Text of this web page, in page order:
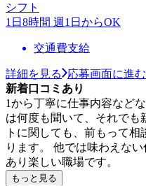
シフト
1日8時間 週1日からOK
交通費支給
詳細を見る
応募画面に進む
新着口コミあり
1から丁寧に仕事内容など
は何度も聞いて、それでも
トに関しても、前もって
ります。 他では味わえな
あり楽しい職場です。
もっと見る